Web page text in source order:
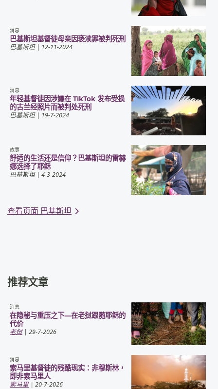
消息
巴基斯坦基督徒母亲因亵渎罪被判死刑
巴基斯坦| 12-11-2024
消息
年轻基督徒因涉嫌在 TikTok 发布受损
的古兰经照片而被判处死刑
巴基斯坦| 19-7-2024
故事
舒适的生活还是信仰？巴基斯坦的雷赫
娜选择了耶稣
巴基斯坦| 4-3-2024
查看页面 巴基斯坦
推荐文章
消息
在隐秘与重压之下—在老挝跟随耶稣的
代价
老挝| 29-7-2026
消息
索马里基督徒的残酷现实：非穆斯林，
即非索马里人
索马里| 20-7-2026